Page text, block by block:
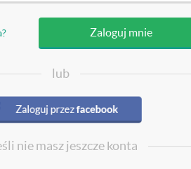
lub
nie masz jeszcze konta